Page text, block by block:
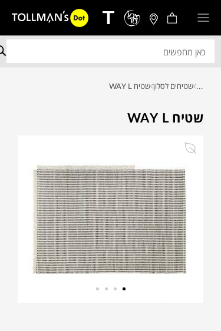
... שטיחים לסלון שטיח WAY L
שטיח WAY L